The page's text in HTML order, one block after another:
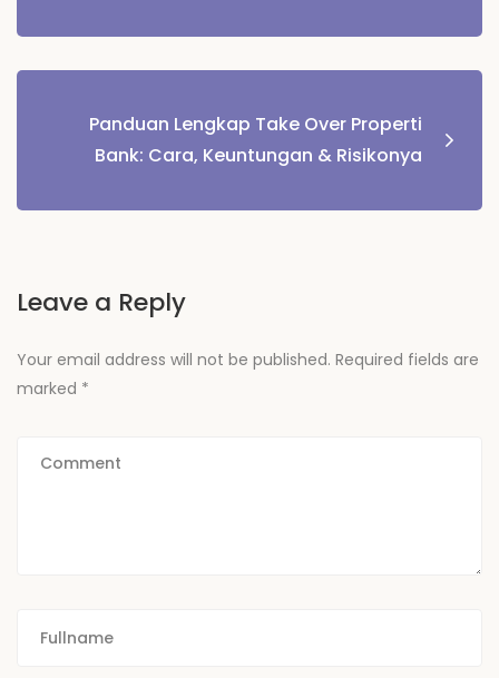
Panduan Lengkap Take Over Properti
Bank: Cara, Keuntungan & Risikonya
Leave a Reply
Your email address will not be published. Required fields are
marked *